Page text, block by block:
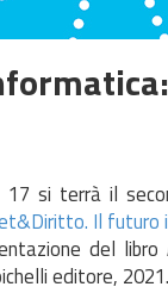
si terrà il
Il futuro
del libro
editore, 2021.